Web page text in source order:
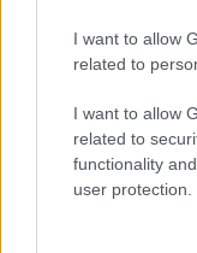
I want to allow
related to
I want to allow
related to
functionality
user protection.
Szólj hozzá!